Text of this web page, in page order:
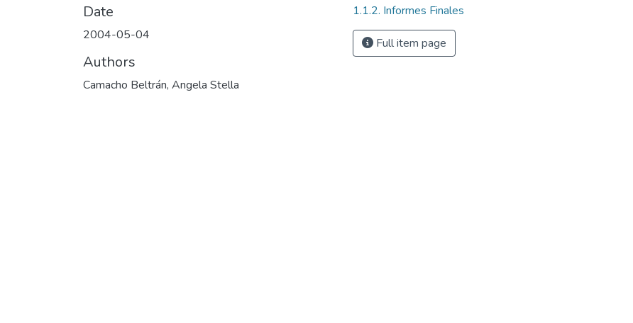
Date
2004-05-04
Authors
Camacho Beltrán, Angela Stella
1.1.2. Informes Finales
Full item page